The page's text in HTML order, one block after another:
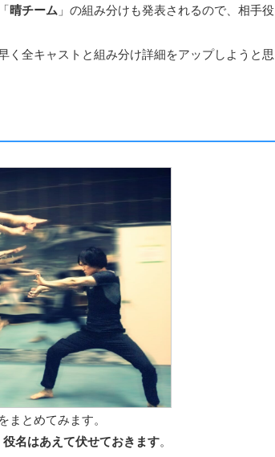
晴チーム 」の組み分けも発表されるので、相手役
く全キャストと組み分け詳細をアップしようと思
とめてみます。
役名はあえて伏せておきます。